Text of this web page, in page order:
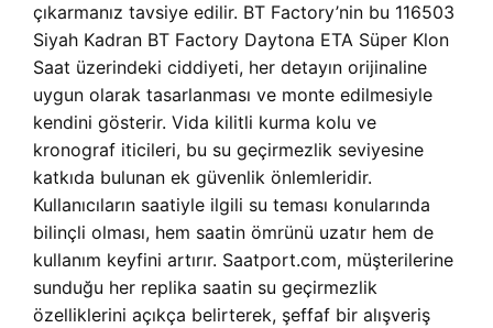
çıkarmanız tavsiye edilir. BT Factory’nin bu 116503
Siyah Kadran BT Factory Daytona ETA Süper Klon
Saat üzerindeki ciddiyeti, her detayın orijinaline
uygun olarak tasarlanması ve monte edilmesiyle
kendini gösterir. Vida kilitli kurma kolu ve
kronograf iticileri, bu su geçirmezlik seviyesine
katkıda bulunan ek güvenlik önlemleridir.
Kullanıcıların saatiyle ilgili su teması konularında
bilinçli olması, hem saatin ömrünü uzatır hem de
kullanım keyfini artırır. Saatport.com, müşterilerine
sunduğu her replika saatin su geçirmezlik
özelliklerini açıkça belirterek, şeffaf bir alışveriş